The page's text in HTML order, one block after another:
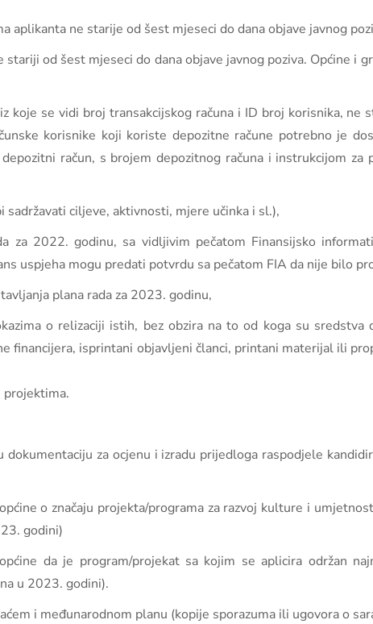
aplikanta ne starije od šest mjeseci do dana objave javnog
od šest mjeseci do dana objave javnog poziva. Općine i
koje se vidi broj transakcijskog računa i ID broj korisnika, ne
korisnike koji koriste depozitne račune potrebno je
račun, s brojem depozitnog računa i instrukcijom za
ciljeve, aktivnosti, mjere učinka i sl.),
2022. godinu, sa vidljivim pečatom Finansijsko
uspjeha mogu predati potvrdu sa pečatom FIA da nije bilo
plana rada za 2023. godinu,
o relizaciji istih, bez obzira na to od koga su sredstva
financijera, isprintani objavljeni članci, printani materijal ili
projektima.
za ocjenu i izradu prijedloga raspodjele
o značaju projekta/programa za razvoj kulture i
godini)
da je program/projekat sa kojim se aplicira održan
u 2023. godini).
i međunarodnom planu (kopije sporazuma ili ugovora o